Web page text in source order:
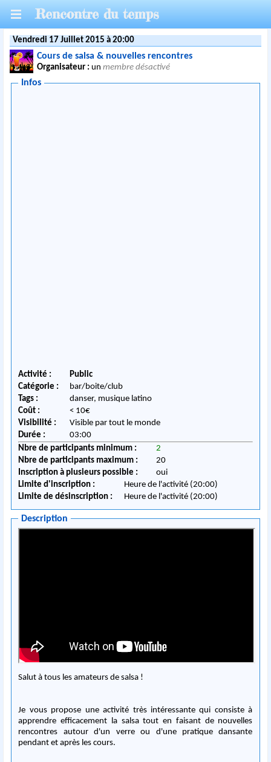
Rencontre du temps
Vendredi 17 Juillet 2015 à 20:00
Cours de salsa & nouvelles rencontres
Organisateur : unmembre désactivé
Infos
Activité :
Public
Catégorie :
bar/boite/club
Tags :
danser, musique latino
Coût :
< 10€
Visibilité :
Visible par tout le monde
Durée :
03:00
Nbre de participants minimum :
2
Nbre de participants maximum :
20
Inscription à plusieurs possible :
oui
Limite d'inscription :
Heure de l'activité (20:00)
Limite de désinscription :
Heure de l'activité (20:00)
Description
Salut à tous les amateurs de salsa !
Je vous propose une activité très intéressante qui consiste à
apprendre efficacement la salsa tout en faisant de nouvelles
rencontres autour d'un verre ou d'une pratique dansante
pendant et après les cours.